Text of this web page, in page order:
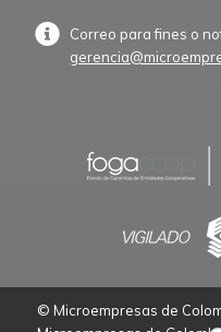
Correo para fines o
© Microempresas de